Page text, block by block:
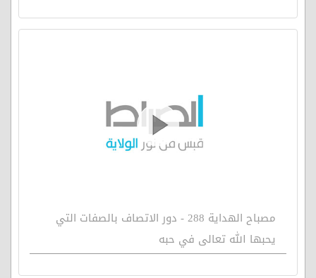
مصباح الهداية 288 - دور الاتصاف بالصفات التي
يحبها الله تعالى في حبه